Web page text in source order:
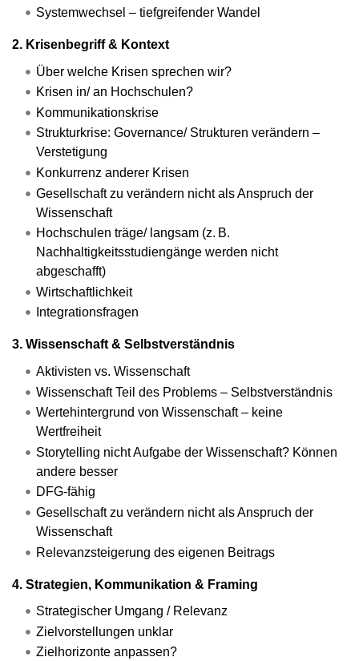
Systemwechsel – tiefgreifender Wandel
2. Krisenbegriff & Kontext
Über welche Krisen sprechen wir?
Krisen in/ an Hochschulen?
Kommunikationskrise
Strukturkrise: Governance/ Strukturen verändern –
Verstetigung
Konkurrenz anderer Krisen
Gesellschaft zu verändern nicht als Anspruch der
Wissenschaft
Hochschulen träge/ langsam (z. B.
Nachhaltigkeitsstudiengänge werden nicht
abgeschafft)
Wirtschaftlichkeit
Integrationsfragen
3. Wissenschaft & Selbstverständnis
Aktivisten vs. Wissenschaft
Wissenschaft Teil des Problems – Selbstverständnis
Wertehintergrund von Wissenschaft – keine
Wertfreiheit
Storytelling nicht Aufgabe der Wissenschaft? Können
andere besser
DFG-fähig
Gesellschaft zu verändern nicht als Anspruch der
Wissenschaft
Relevanzsteigerung des eigenen Beitrags
4. Strategien, Kommunikation & Framing
Strategischer Umgang / Relevanz
Zielvorstellungen unklar
Zielhorizonte anpassen?